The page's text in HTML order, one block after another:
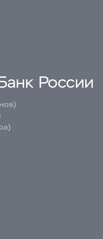
России